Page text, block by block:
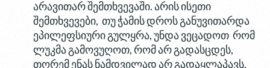
არავითარ შემთხვევაში. არის ისეთი
შემთხვევები, თუ ჭამის დროს განუვითარდა
ეპილეფსიური გულყრა, უნდა ვეცადოთ რომ
ლუკმა გამოვუღოთ, რომ არ გადასცდეს,
თორემ ენას ნამდვილად არ გადაყლაპავს,